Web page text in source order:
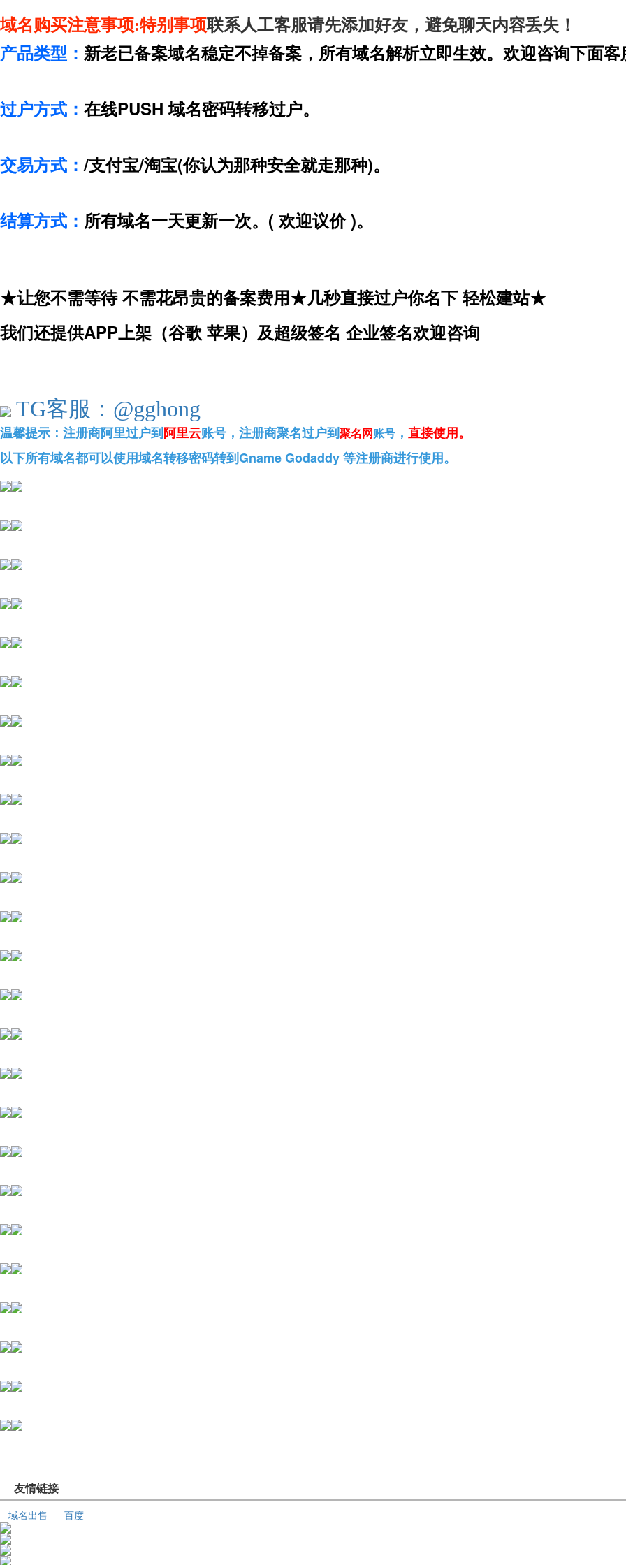
域名购买注意事项:特别事项联系人工客服请先添加好友，避免聊天内容丢失！
产品类型： 新老已备案域名稳定不掉备案，所有域名解析立即生效。欢迎咨询下面
过户方式： 在线PUSH 域名密码转移过户。
交易方式：/支付宝/淘宝(你认为那种安全就走那种)。
结算方式： 所有域名一天更新一次。( 欢迎议价 )。
★让您不需等待 不需花昂贵的备案费用★几秒直接过户你名下 轻松建站★
我们还提供APP上架（谷歌 苹果）及超级签名 企业签名欢迎咨询
TG客服：@gghong
温馨提示： 注册商阿里过户到阿里云账号 ，注册商聚名过户到聚名网账号 ， 直接使用。
以下所有域名都可以使用域名转移密码转到Gname Godaddy 等注册商进行使用。
友情链接
域名出售 百度